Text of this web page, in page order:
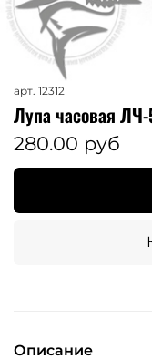
арт. 12312
Лупа часовая
280.00 руб
Описание